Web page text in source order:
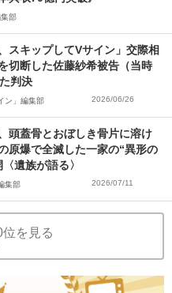
集部
スキップしてVサイン」交際相
切断した佐藤紗希被告（当時
判決
ン」編集部 2026/06/26
頭蓋骨とおぼしき骨片に溶け
原爆で全滅した一家の“異形の
遺族が語る〉
集部 2026/07/11
を見る